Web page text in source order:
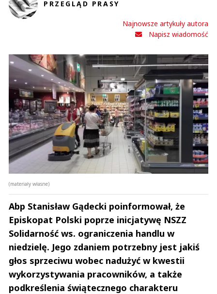
PRZEGLĄD PRASY
Najnowsze artykuły autora
Napisz wiadomość
(materiały własne)
Abp Stanisław Gądecki poinformował, że
Episkopat Polski poprze inicjatywę NSZZ
Solidarność ws. ograniczenia handlu w
niedzielę. Jego zdaniem potrzebny jest jakiś
głos sprzeciwu wobec nadużyć w kwestii
wykorzystywania pracowników, a także
podkreślenia świątecznego charakteru